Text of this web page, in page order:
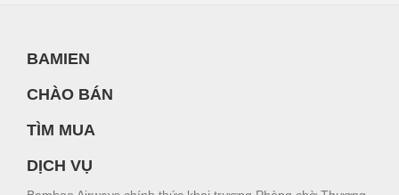
BAMIEN
CHÀO BÁN
TÌM MUA
DỊCH VỤ